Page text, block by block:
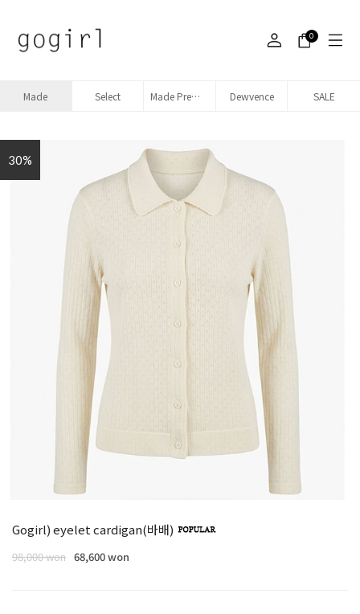
0
Made Select Made Premium denim Dewvence SALE
30%
Gogirl) eyelet cardigan(바배)
98,000 won 68,600 won